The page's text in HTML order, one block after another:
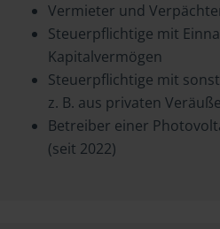
Vermieter und
Steuerpflichtige mit
Kapitalvermögen
Steuerpflichtige mit
z. B. aus privaten
Betreiber einer
(seit 2022)